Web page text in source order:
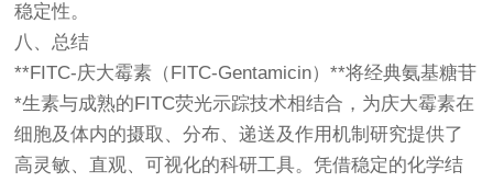
稳定性。
八、总结
**FITC-庆大霉素（FITC-Gentamicin）**将经典氨基糖苷
*生素与成熟的FITC荧光示踪技术相结合，为庆大霉素在
细胞及体内的摄取、分布、递送及作用机制研究提供了
高灵敏、直观、可视化的科研工具。凭借稳定的化学结